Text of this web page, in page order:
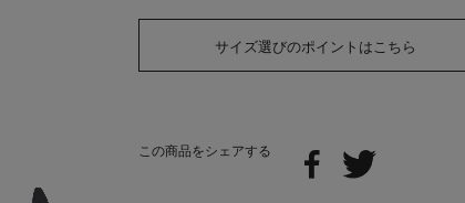
この商品をシェアする
サイズ選びのポイントはこちら